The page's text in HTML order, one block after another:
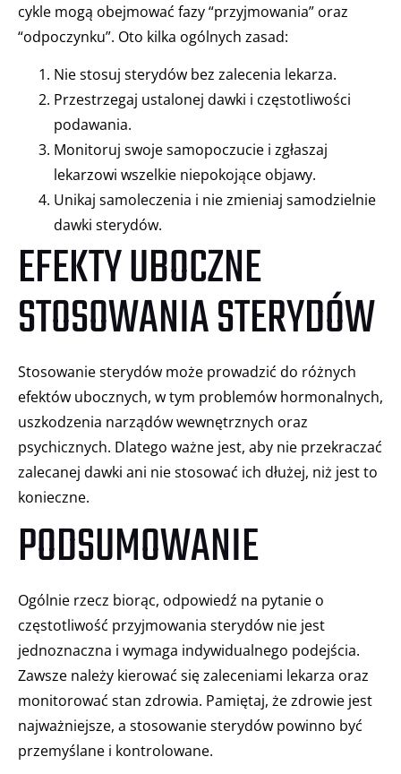
cykle mogą obejmować fazy “przyjmowania” oraz
“odpoczynku”. Oto kilka ogólnych zasad:
Nie stosuj sterydów bez zalecenia lekarza.
Przestrzegaj ustalonej dawki i częstotliwości
podawania.
Monitoruj swoje samopoczucie i zgłaszaj
lekarzowi wszelkie niepokojące objawy.
Unikaj samoleczenia i nie zmieniaj samodzielnie
dawki sterydów.
EFEKTY UBOCZNE
STOSOWANIA STERYDÓW
Stosowanie sterydów może prowadzić do różnych
efektów ubocznych, w tym problemów hormonalnych,
uszkodzenia narządów wewnętrznych oraz
psychicznych. Dlatego ważne jest, aby nie przekraczać
zalecanej dawki ani nie stosować ich dłużej, niż jest to
konieczne.
PODSUMOWANIE
Ogólnie rzecz biorąc, odpowiedź na pytanie o
częstotliwość przyjmowania sterydów nie jest
jednoznaczna i wymaga indywidualnego podejścia.
Zawsze należy kierować się zaleceniami lekarza oraz
monitorować stan zdrowia. Pamiętaj, że zdrowie jest
najważniejsze, a stosowanie sterydów powinno być
przemyślane i kontrolowane.